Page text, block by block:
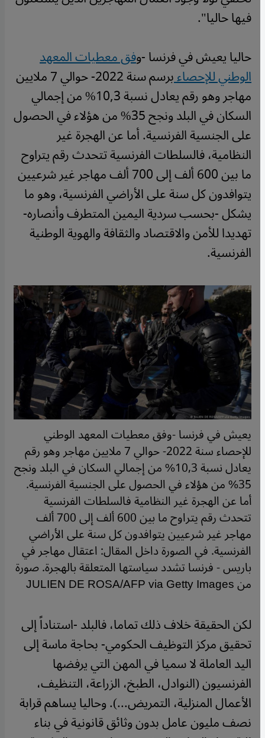
فيها حاليا".
حاليا يعيش في فرنسا -وفق معطيات المعهد
الوطني للإحصاء برسم سنة 2022- حوالي 7 ملايين
مهاجر وهو رقم يعادل نسبة 10,3% من إجمالي
السكان في البلد ونجح 35% من هؤلاء في الحصول
على الجنسية الفرنسية. أما عن الهجرة غير
النظامية، فالسلطات الفرنسية تتحدث رقم يتراوح
ما بين 600 ألف إلى 700 ألف مهاجر غير شرعيين
يتوافدون كل سنة على الأراضي الفرنسية، وهو ما
يشكل -بحسب سردية اليمين المتطرف وأنصاره-
تهديدا للأمن والاقتصاد والثقافة والهوية الوطنية
الفرنسية.
يعيش في فرنسا -وفق معطيات المعهد الوطني
للإحصاء سنة 2022- حوالي 7 ملايين مهاجر وهو رقم
يعادل نسبة 10,3% من إجمالي السكان في البلد ونجح
35% من هؤلاء في الحصول على الجنسية الفرنسية.
أما عن الهجرة غير النظامية فالسلطات الفرنسية
تتحدث رقم يتراوح ما بين 600 ألف إلى 700 ألف
مهاجر غير شرعيين يتوافدون كل سنة على الأراضي
الفرنسية. في الصورة داخل المقال: اعتقال مهاجر في
باريس - فرنسا تشدد سياستها المتعلقة بالهجرة. صورة
من JULIEN DE ROSA/AFP via Getty Images
لكن الحقيقة خلاف ذلك تماما، فالبلد -استناداً إلى
تحقيق مركز التوظيف الحكومي- بحاجة ماسة إلى
اليد العاملة لا سميا في المهن التي يرفضها
الفرنسيون (النوادل، الطبخ، الزراعة، التنظيف،
الأعمال المنزلية، التمريض...). وحاليا يساهم قرابة
نصف مليون عامل بدون وثائق قانونية في بناء